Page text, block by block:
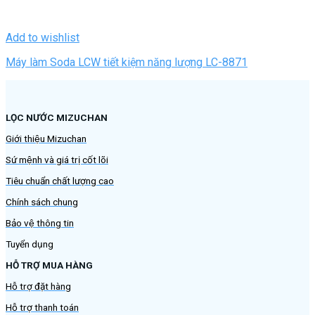
Add to wishlist
Máy làm Soda LCW tiết kiệm năng lượng LC-8871
LỌC NƯỚC MIZUCHAN
Giới thiệu Mizuchan
Sứ mệnh và giá trị cốt lõi
Tiêu chuẩn chất lượng cao
Chính sách chung
Bảo vệ thông tin
Tuyển dụng
HỖ TRỢ MUA HÀNG
Hỗ trợ đặt hàng
Hỗ trợ thanh toán